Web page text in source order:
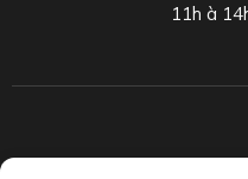
11h à